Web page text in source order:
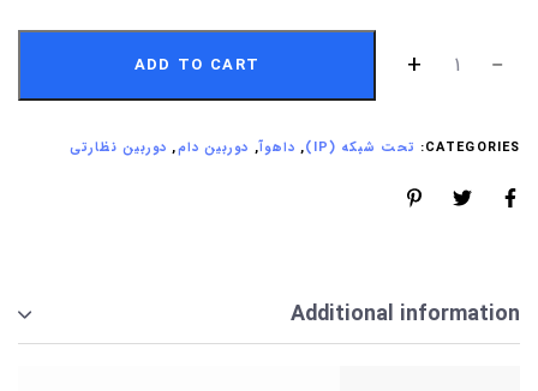
ADD TO CART
CATEGORIES: تحت شبکه (IP) , داهوآ, دوربین دام, دوربین نظارتی
Additional information